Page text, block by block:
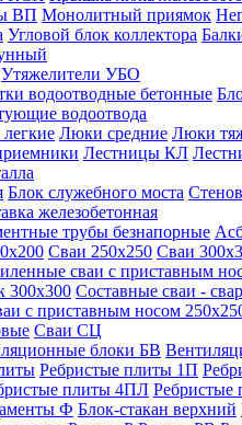
ВП Монолитный приямок
Угловой блок коллектора
Утяжелители УБО
водоотводные бетонные
водоотвода
Люки средние Люки
Лестницы КЛ
Блок служебного моста
железобетонная
трубы безнапорные
Сваи 250х250 Сваи
сваи с приставным
300х300 Составные сваи -
с приставным носом
Сваи СЦ
блоки БВ
Ребристые плиты 1П
плиты 4ПЛ
Ф Блок-стакан верхний